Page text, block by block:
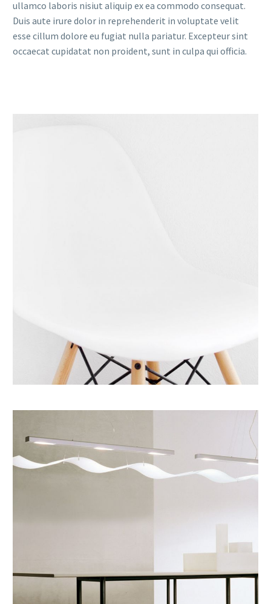
ullamco laboris nisiut aliquip ex ea commodo consequat.
Duis aute irure dolor in reprehenderit in voluptate velit
esse cillum dolore eu fugiat nulla pariatur. Excepteur sint
occaecat cupidatat non proident, sunt in culpa qui officia.